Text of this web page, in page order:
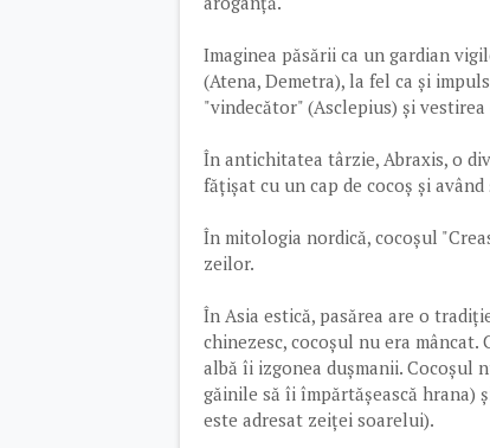
Imaginea păsării ca un gardian
(Atena, Demetra), la fel ca și
"vindecător" (Asclepius) și
În antichitatea târzie, Abraxis, o
fățișat cu un cap de cocoș și
În mitologia nordică, cocoșul
zeilor.
În Asia estică, pasărea are o
chinezesc, cocoșul nu era
albă îi izgonea dușmanii. Cocoșul
găinile să îi împărtășească hrana)
este adresat zeiței soarelui).